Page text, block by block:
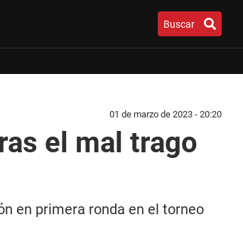
Buscar
01 de marzo de 2023 - 20:20
el mal trago
en primera ronda en el torneo